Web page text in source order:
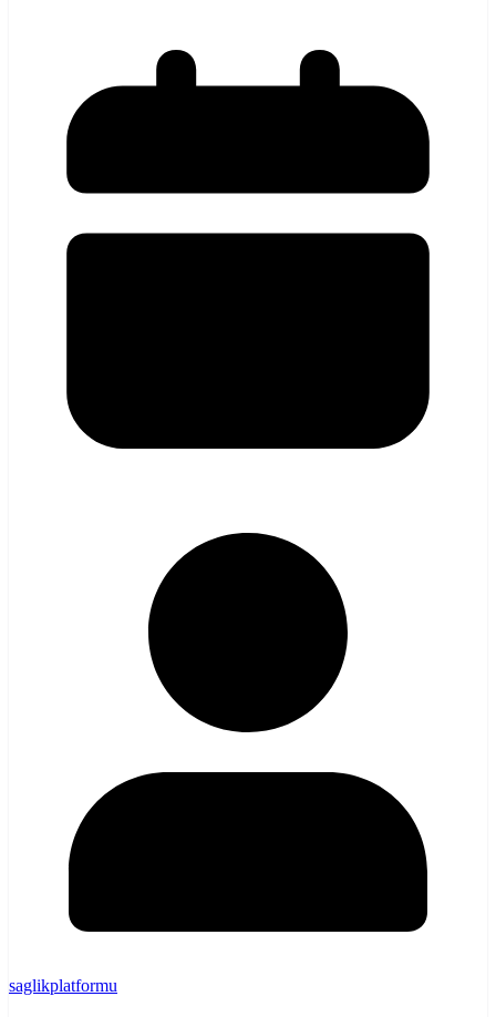
saglikplatformu